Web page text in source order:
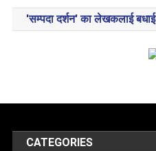
'सम्पदा दर्शन' का लेखकलाई बधाई
CATEGORIES